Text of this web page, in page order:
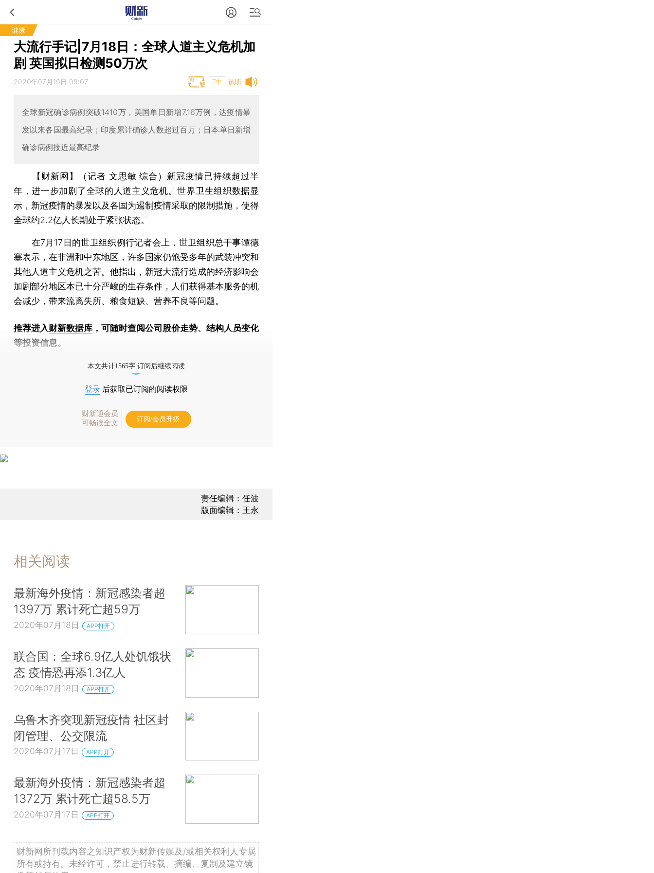
健康
大流行手记|7月18日：全球人道主义危机加
剧 英国拟日检测50万次
试听
2020年07月19日 09:07 T中
全球新冠确诊病例突破1410万，美国单日新增7.16万例，达疫情暴
发以来各国最高纪录；印度累计确诊人数超过百万；日本单日新增
确诊病例接近最高纪录
【财新网】（记者 文思敏 综合） 新冠疫情已持续超过半
年，进一步加剧了全球的人道主义危机。世界卫生组织数据显
示，新冠疫情的暴发以及各国为遏制疫情采取的限制措施，使得
全球约2.2亿人长期处于紧张状态。
在7月17日的世卫组织例行记者会上，世卫组织总干事谭德
塞表示，在非洲和中东地区，许多国家仍饱受多年的武装冲突和
其他人道主义危机之苦。他指出，新冠大流行造成的经济影响会
加剧部分地区本已十分严峻的生存条件，人们获得基本服务的机
会减少，带来流离失所、粮食短缺、营养不良等问题。
推荐进入财新数据库 ，可随时查阅公司股价走势、结构人员变化
等投资信息。
本文共计1565字 订阅后继续阅读
登录 后获取已订阅的阅读权限
财新通会员
可畅读全文
订阅/会员升级
责任编辑：任波
版面编辑：王永
相关阅读
最新海外疫情：新冠感染者超
1397万 累计死亡超59万
2020年07月18日 APP打开
联合国：全球6.9亿人处饥饿状
态 疫情恐再添1.3亿人
2020年07月18日 APP打开
乌鲁木齐突现新冠疫情 社区封
闭管理、公交限流
2020年07月17日 APP打开
最新海外疫情：新冠感染者超
1372万 累计死亡超58.5万
2020年07月17日 APP打开
财新网所刊载内容之知识产权为财新传媒及/或相关权利人专属
所有或持有。未经许可，禁止进行转载、摘编、复制及建立镜